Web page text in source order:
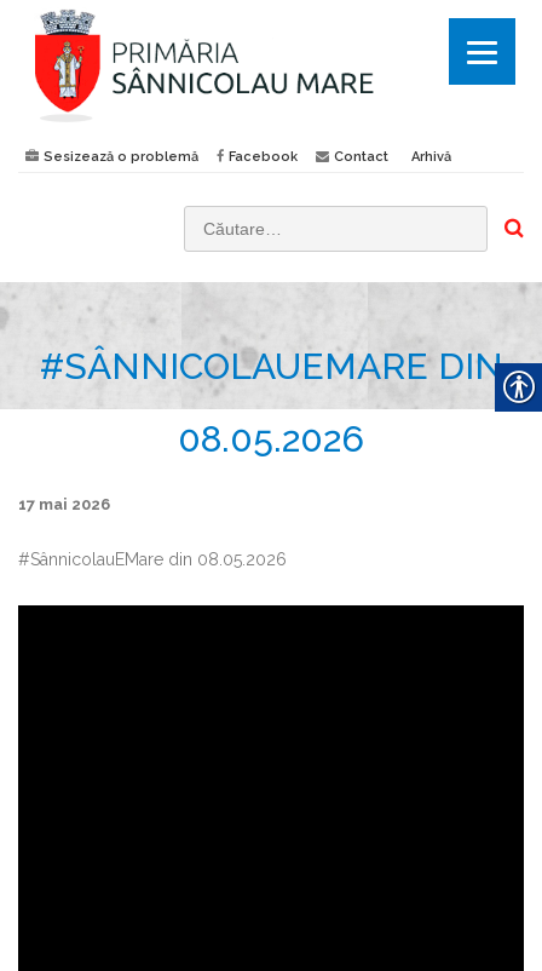
Sesizează o problemă Facebook Contact Arhivă
:
#SÂNNICOLAUEMARE DIN
08.05.2026
17 mai 2026
#SânnicolauEMare din 08.05.2026